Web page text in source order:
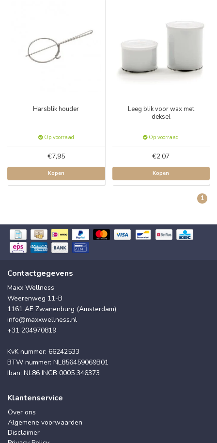
Harsblik houder
Op voorraad
€7,95
Kopen
Leeg blik voor wax met
deksel
Op voorraad
€2,07
Kopen
1
Contactgegevens
Maxx Wellness
Weerenweg 11-B
1161 AE Zwanenburg (Amsterdam)
info@maxxwellness.nl
+31 204970819
KvK nummer: 66242533
BTW nummer: NL856459069B01
Iban: NL86 INGB 0005 346373
Klantenservice
Over ons
Algemene voorwaarden
Disclaimer